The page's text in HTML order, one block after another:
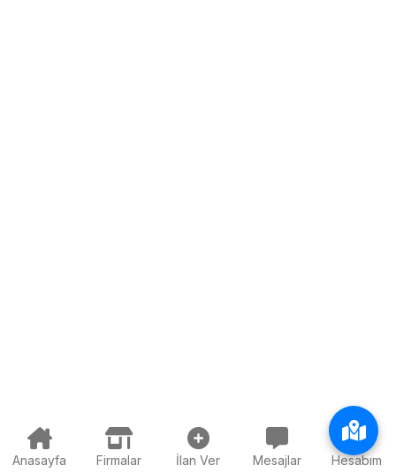
Anasayfa Firmalar İlan Ver Mesajlar Hesabım